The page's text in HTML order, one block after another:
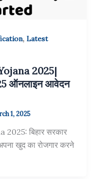
, Latest
2025|
ऑनलाइन आवेदन
1, 2025
बिहार सरकार
अपना खुद का रोजगार करने